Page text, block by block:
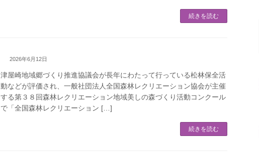
続きを読む
2026年6月12日
津屋崎地域郷づくり推進協議会が長年にわたって行っている松林保全活
動などが評価され、一般社団法人全国森林レクリエーション協会が主催
する第３８回森林レクリエーション地域美しの森づくり活動コンクール
で「全国森林レクリエーション […]
続きを読む